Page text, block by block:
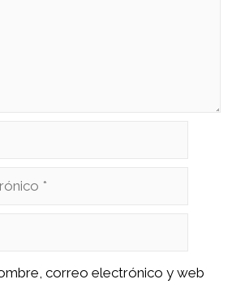
correo electrónico y web